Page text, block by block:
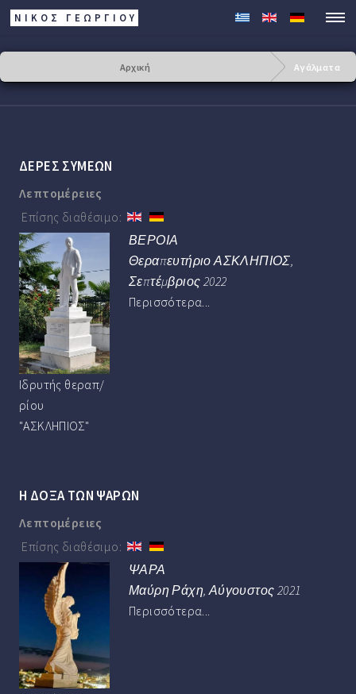
ΝΙΚΟΣ ΓΕΩΡΓΊΟΥ
Αρχική Αγάλματα
ΔΕΡΕΣ ΣΥΜΕΩΝ
Λεπτομέρειες
Επίσης διαθέσιμο:
Ιδρυτής θεραπ/
ρίου
"ΑΣΚΛΗΠΙΟΣ"
ΒΕΡΟΙΑ
Θεραπευτήριο ΑΣΚΛΗΠΙΟΣ,
Σεπτέμβριος 2022
Περισσότερα...
Η ΔΟΞΑ ΤΩΝ ΨΑΡΩΝ
Λεπτομέρειες
Επίσης διαθέσιμο:
ΨΑΡΑ
Μαύρη Ράχη, Αύγουστος 2021
Περισσότερα...